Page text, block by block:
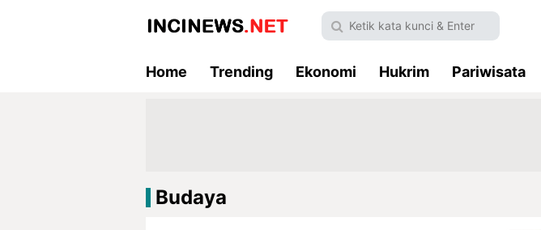
Home Trending Ekonomi Hukrim Pariwisata
Budaya